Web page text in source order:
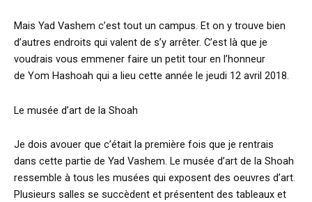
Mais Yad Vashem c’est tout un campus. Et on y trouve bien
d’autres endroits qui valent de s’y arrêter. C’est là que je
voudrais vous emmener faire un petit tour en l’honneur
de Yom Hashoah qui a lieu cette année le jeudi 12 avril 2018.
Le musée d’art de la Shoah
Je dois avouer que c’était la première fois que je rentrais
dans cette partie de Yad Vashem. Le musée d’art de la Shoah
ressemble à tous les musées qui exposent des oeuvres d’art.
Plusieurs salles se succèdent et présentent des tableaux et